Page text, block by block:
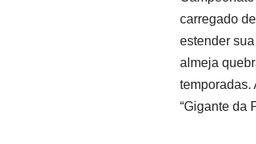
carregado
estender
almeja
temporadas.
“Gigante da